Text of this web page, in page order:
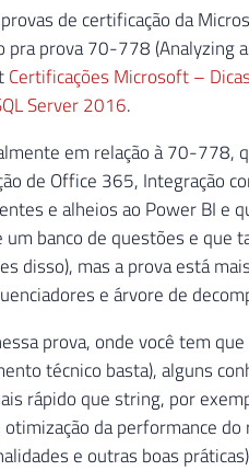
de certificação da
prova 70-778 (Analyzing
Certificações Microsoft –
Server 2016.
em relação à 70-778,
de Office 365, Integração
e alheios ao Power BI e
banco de questões e que
disso), mas a prova está
e árvore de
prova, onde você tem que
técnico basta), alguns
rápido que string, por
da performance
e outras boas